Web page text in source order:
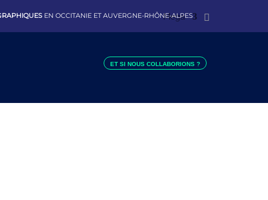
EN OCCITANIE ET AUVERGNE-RHÔNE-ALPES
Mega
ET SI NOUS COLLABORIONS ?